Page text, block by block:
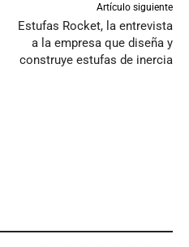
Artículo siguiente
Estufas Rocket, la entrevista
a la empresa que diseña y
construye estufas de inercia